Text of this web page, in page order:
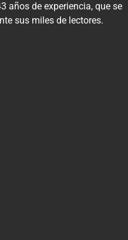
años de experiencia, que se
sus miles de lectores.